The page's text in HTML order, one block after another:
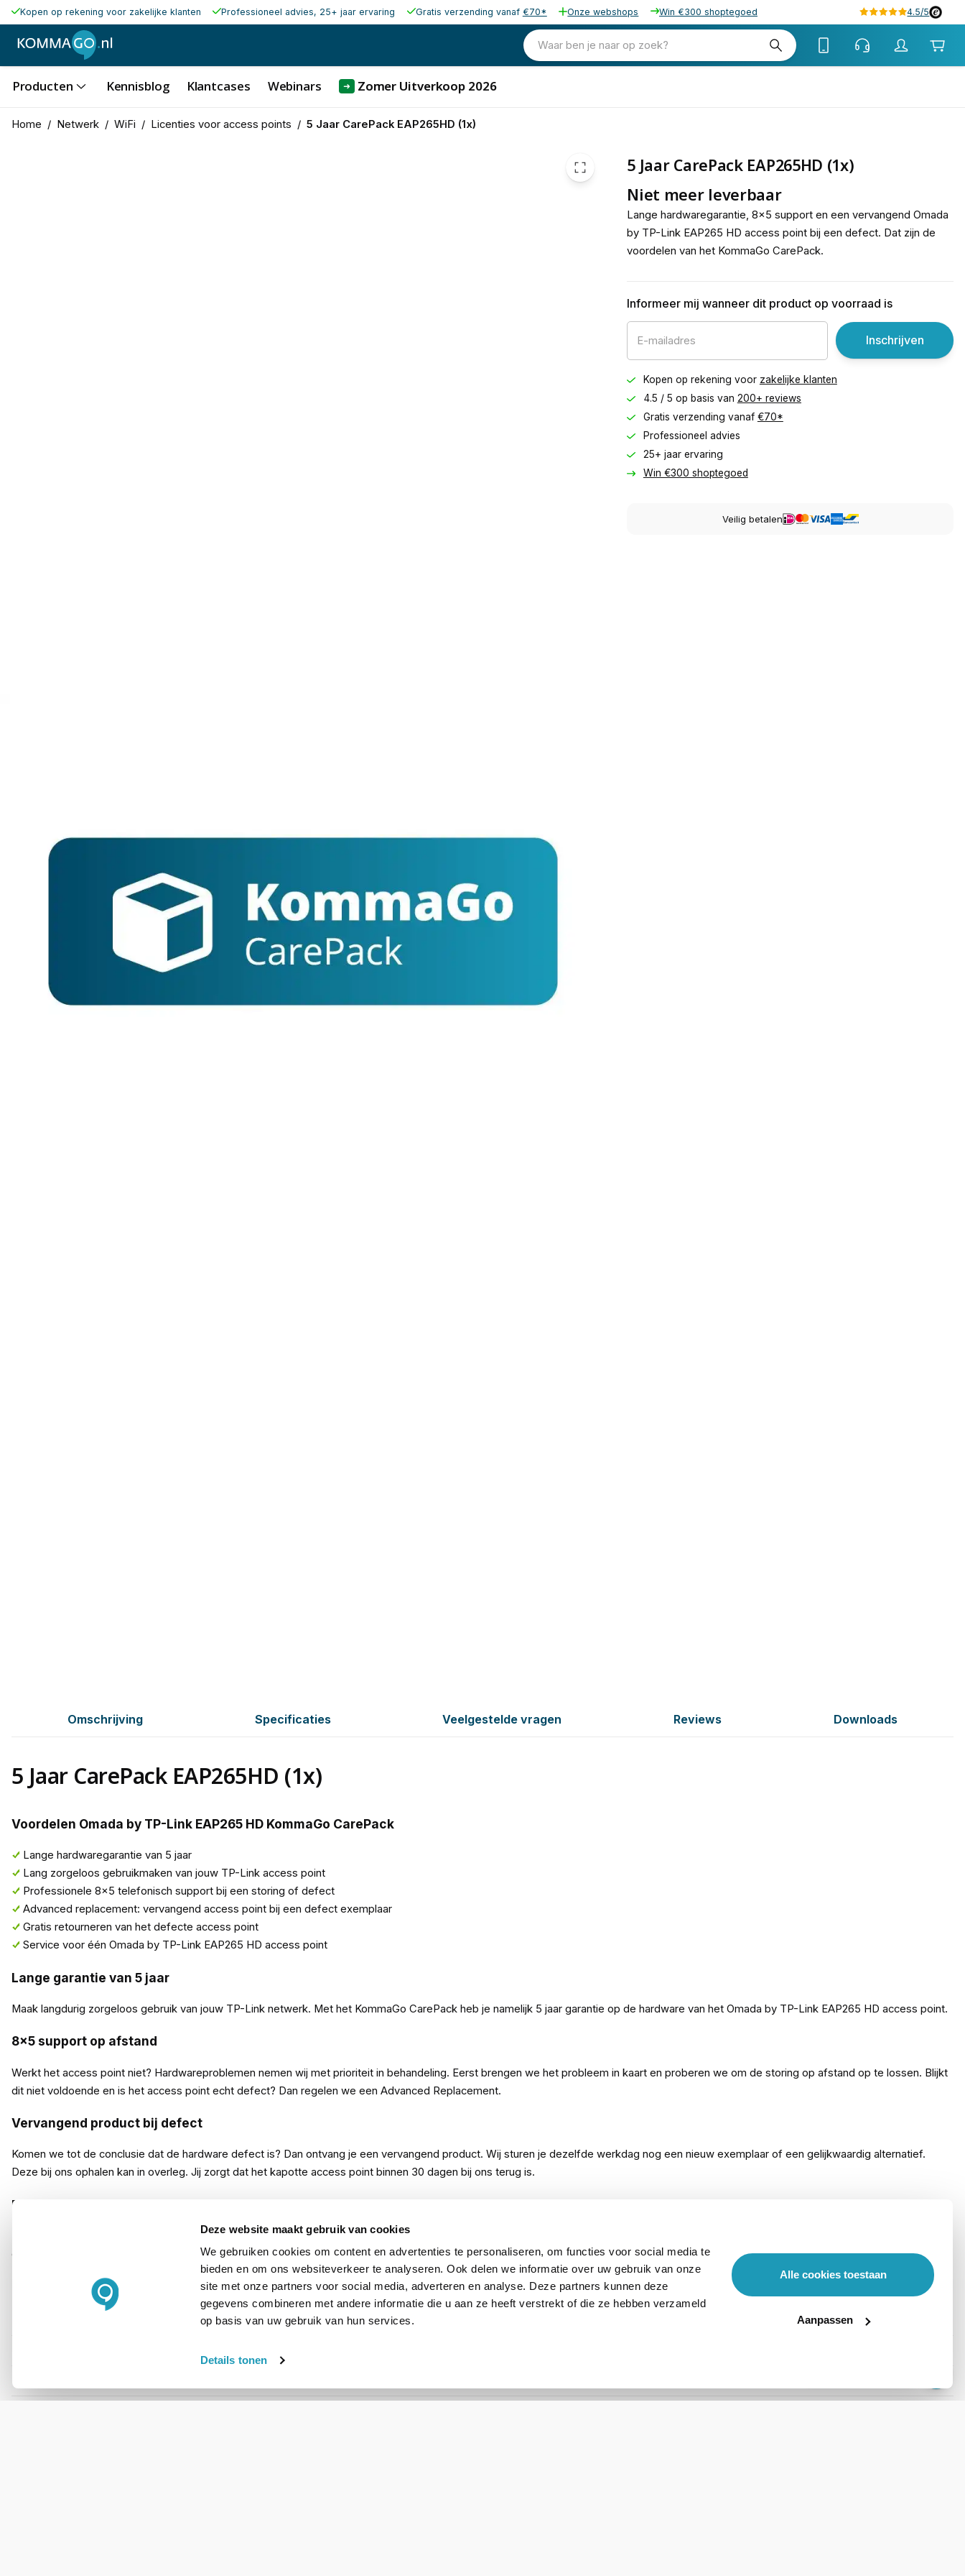
Deze website maakt gebruik van cookies
We gebruiken cookies om content en advertenties te personaliseren, om functies voor social media te
bieden en om ons websiteverkeer te analyseren. Ook delen we informatie over uw gebruik van onze
site met onze partners voor social media, adverteren en analyse. Deze partners kunnen deze
gegevens combineren met andere informatie die u aan ze heeft verstrekt of die ze hebben verzameld
op basis van uw gebruik van hun services.
Details tonen
Alle cookies toestaan
Aanpassen
Kopen op rekening voor zakelijke klanten Professioneel advies, 25+ jaar ervaring Gratis verzending vanaf €70* Onze webshops Win €300 shoptegoed 4.5/5
Waar ben je naar op zoek?
Producten Kennisblog Klantcases Webinars ➜ Zomer Uitverkoop 2026
Home / Netwerk / WiFi / Licenties voor access points / 5 Jaar CarePack EAP265HD (1x)
5 Jaar CarePack EAP265HD (1x)
Niet meer leverbaar
Lange hardwaregarantie, 8x5 support en een vervangend Omada
by TP-Link EAP265 HD access point bij een defect. Dat zijn de
voordelen van het KommaGo CarePack.
Informeer mij wanneer dit product op voorraad is
Inschrijven
Kopen op rekening voor zakelijke klanten
4.5 / 5 op basis van 200+ reviews
Gratis verzending vanaf €70*
Professioneel advies
25+ jaar ervaring
Win €300 shoptegoed
Veilig betalen
Omschrijving Specificaties Veelgestelde vragen Reviews Downloads
5 Jaar CarePack EAP265HD (1x)
Voordelen Omada by TP-Link EAP265 HD KommaGo CarePack
Lange hardwaregarantie van 5 jaar
Lang zorgeloos gebruikmaken van jouw TP-Link access point
Professionele 8x5 telefonisch support bij een storing of defect
Advanced replacement: vervangend access point bij een defect exemplaar
Gratis retourneren van het defecte access point
Service voor één Omada by TP-Link EAP265 HD access point
Lange garantie van 5 jaar
Maak langdurig zorgeloos gebruik van jouw TP-Link netwerk. Met het KommaGo CarePack heb je namelijk 5 jaar garantie op de hardware van het Omada by TP-Link EAP265 HD access point.
8x5 support op afstand
Werkt het access point niet? Hardwareproblemen nemen wij met prioriteit in behandeling. Eerst brengen we het probleem in kaart en proberen we om de storing op afstand op te lossen. Blijkt
dit niet voldoende en is het access point echt defect? Dan regelen we een Advanced Replacement.
Vervangend product bij defect
Komen we tot de conclusie dat de hardware defect is? Dan ontvang je een vervangend product. Wij sturen je dezelfde werkdag nog een nieuw exemplaar of een gelijkwaardig alternatief.
Deze bij ons ophalen kan in overleg. Jij zorgt dat het kapotte access point binnen 30 dagen bij ons terug is.
De kleine lettertjes
Het KommaGo CarePack is te gebruiken binnen Nederland en België. Je schaft dit CarePack tegelijk aan met het Omada by TP-Link EAP265 HD access point. Bestel het KommaGo CarePack
direct mee en maak zorgeloos gebruik van jouw access point. Bekijk alle voorwaarden onder downloads.